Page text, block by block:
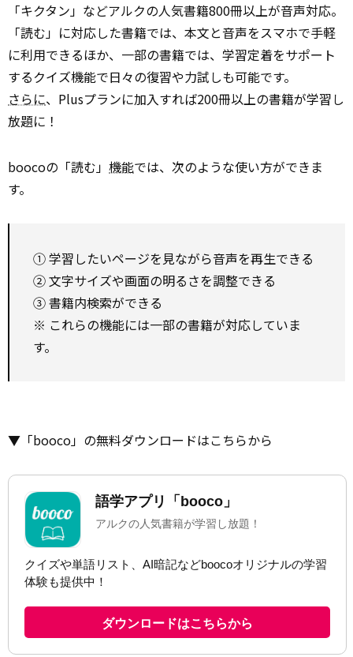
「キクタン」などアルクの人気書籍800冊以上が音声対応。
「読む」に対応した書籍では、本文と音声をスマホで手軽
に利用できるほか、一部の書籍では、学習定着をサポート
するクイズ機能で日々の復習や力試しも可能です。
さらに、Plusプランに加入すれば200冊以上の書籍が学習し
放題に！
boocoの「読む」 機能では、次のような使い方ができま
す。
① 学習したいページを見ながら音声を再生できる
② 文字サイズや画面の明るさを調整できる
③ 書籍内検索ができる
※ これらの機能には一部の書籍が対応していま
す。
▼「booco」の無料ダウンロードはこちらから